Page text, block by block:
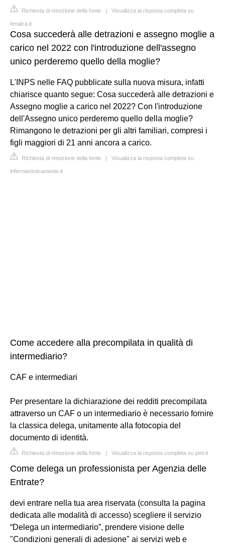
Richiesta di rimozione della fonte | Visualizza la risposta completa su
fenalca.it
Cosa succederà alle detrazioni e assegno moglie a
carico nel 2022 con l'introduzione dell'assegno
unico perderemo quello della moglie?
L'INPS nelle FAQ pubblicate sulla nuova misura, infatti
chiarisce quanto segue: Cosa succederà alle detrazioni e
Assegno moglie a carico nel 2022? Con l'introduzione
dell'Assegno unico perderemo quello della moglie?
Rimangono le detrazioni per gli altri familiari, compresi i
figli maggiori di 21 anni ancora a carico.
Richiesta di rimozione della fonte | Visualizza la risposta completa su
infermieristicamente.it
Come accedere alla precompilata in qualità di
intermediario?
CAF e intermediari
Per presentare la dichiarazione dei redditi precompilata
attraverso un CAF o un intermediario è necessario fornire
la classica delega, unitamente alla fotocopia del
documento di identità.
Richiesta di rimozione della fonte | Visualizza la risposta completa su pmi.it
Come delega un professionista per Agenzia delle
Entrate?
devi entrare nella tua area riservata (consulta la pagina
dedicata alle modalità di accesso) scegliere il servizio
“Delega un intermediario”, prendere visione delle
"Condizioni generali di adesione" ai servizi web e